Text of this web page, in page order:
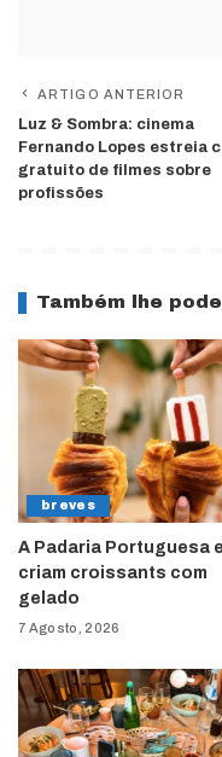
ARTIGO ANTERIOR
Luz & Sombra: cinema
Fernando Lopes estreia
gratuito de filmes sobre
profissões
Também lhe
breves
A Padaria Portuguesa
criam croissants com
gelado
7 Agosto, 2026